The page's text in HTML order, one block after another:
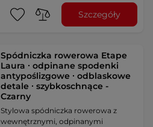
Szczegóły
Spódniczka rowerowa Etape
Laura ∙ odpinane spodenki
antypoślizgowe ∙ odblaskowe
detale ∙ szybkoschnące -
Czarny
Stylowa spódniczka rowerowa z
wewnętrznymi, odpinanymi